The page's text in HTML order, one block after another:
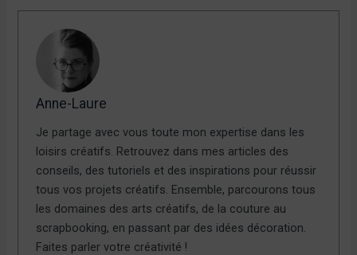
Anne-Laure
Je partage avec vous toute mon expertise dans les
loisirs créatifs. Retrouvez dans mes articles des
conseils, des tutoriels et des inspirations pour réussir
tous vos projets créatifs. Ensemble, parcourons tous
les domaines des arts créatifs, de la couture au
scrapbooking, en passant par des idées décoration.
Faites parler votre créativité !